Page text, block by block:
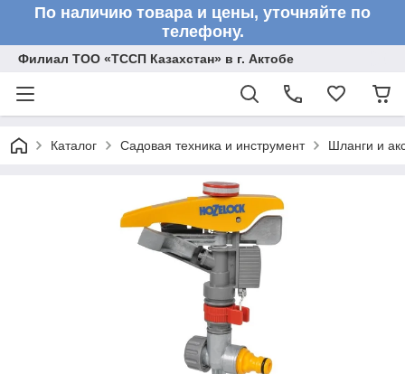
По наличию товара и цены, уточняйте по
телефону.
Филиал ТОО «ТССП Казахстан» в г. Актобе
Каталог Садовая техника и инструмент Шланги и